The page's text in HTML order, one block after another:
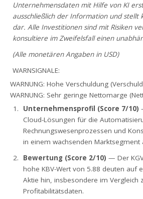
Unternehmensdaten mit Hilfe von KI
ausschließlich der Information und stellt
dar. Alle Investitionen sind mit Risiken
konsultiere im Zweifelsfall einen
(Alle monetären Angaben in USD)
WARNSIGNALE:
WARNUNG: Hohe Verschuldung
WARNUNG: Sehr geringe Nettomarge
Unternehmensprofil (Score 7/10)
Cloud-Lösungen für die
Rechnungswesenprozessen und
in einem wachsenden Marktsegment
Bewertung (Score 2/10) — Der
hohe KBV-Wert von 5.88 deuten auf
Aktie hin, insbesondere im Vergleich
Profitabilitätsdaten.